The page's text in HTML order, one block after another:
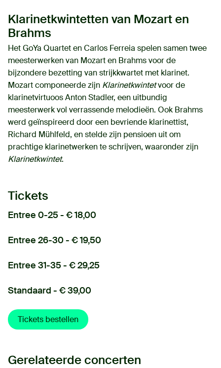
Klarinetkwintetten van Mozart en
Brahms
Het GoYa Quartet en Carlos Ferreia spelen samen twee
meesterwerken van Mozart en Brahms voor de
bijzondere bezetting van strijkkwartet met klarinet.
Mozart componeerde zijn Klarinetkwintetvoor de
klarinetvirtuoos Anton Stadler, een uitbundig
meesterwerk vol verrassende melodieën. Ook Brahms
werd geïnspireerd door een bevriende klarinettist,
Richard Mühlfeld, en stelde zijn pensioen uit om
prachtige klarinetwerken te schrijven, waaronder zijn
Klarinetkwintet.
Tickets
Entree 0-25 - € 18,00
Entree 26-30 - € 19,50
Entree 31-35 - € 29,25
Standaard - € 39,00
Tickets bestellen
Gerelateerde concerten